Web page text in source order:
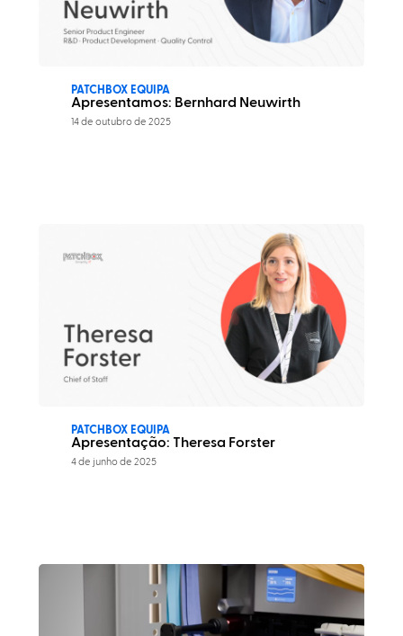
PATCHBOX EQUIPA
Apresentamos: Bernhard Neuwirth
14 de outubro de 2025
PATCHBOX EQUIPA
Apresentação: Theresa Forster
4 de junho de 2025